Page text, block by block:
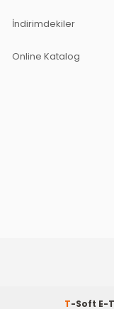
İndirimdekiler
Online Katalog
T-Soft E-